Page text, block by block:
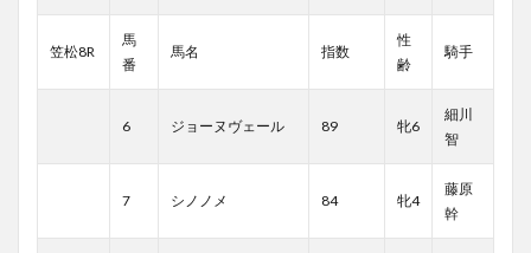
笠松8R
馬
番
馬名 指数
性
齢
騎手
6 ジョーヌヴェール 89 牝6
細川
智
7 シノノメ 84 牝4
藤原
幹